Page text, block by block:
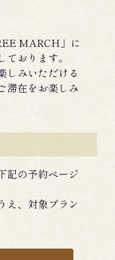
MARCH」に
おります。
しみいただける
滞在をお楽しみ
記の予約ページ
え、対象プラン